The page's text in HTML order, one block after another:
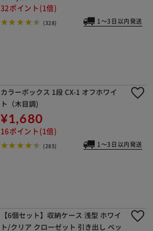
32ポイント(1倍)
(328) 1～3日以内発送
カラーボックス 1段 CX-1 オフホワイ
ト（木目調)
¥1,680
16ポイント(1倍)
(285) 1～3日以内発送
【6個セット】収納ケース 浅型 ホワイ
ト/クリア クローゼット 引き出し ベッ